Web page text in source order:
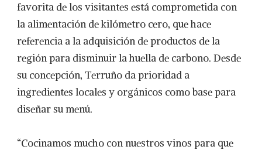
favorita de los visitantes está comprometida con
la alimentación de kilómetro cero, que hace
referencia a la adquisición de productos de la
región para disminuir la huella de carbono. Desde
su concepción, Terruño da prioridad a
ingredientes locales y orgánicos como base para
diseñar su menú.
“Cocinamos mucho con nuestros vinos para que